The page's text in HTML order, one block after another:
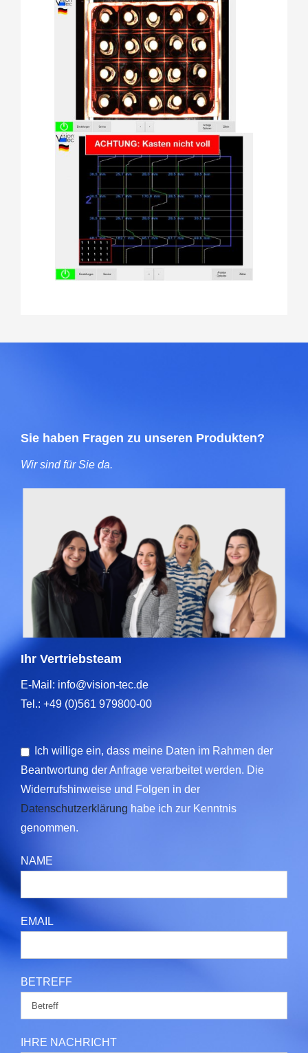
Sie haben Fragen zu unseren Produkten?
Wir sind für Sie da.
Ihr Vertriebsteam
E-Mail: info@vision-tec.de
Tel.: +49 (0)561 979800-00
Ich willige ein, dass meine Daten im Rahmen der
Beantwortung der Anfrage verarbeitet werden. Die
Widerrufshinweise und Folgen in der
Datenschutzerklärung habe ich zur Kenntnis
genommen.
NAME
EMAIL
BETREFF
IHRE NACHRICHT